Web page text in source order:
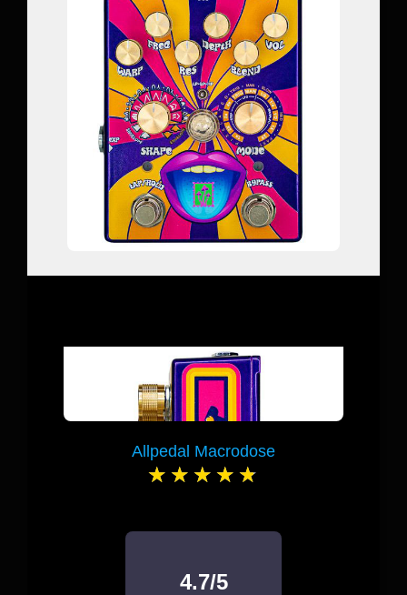
Allpedal Macrodose
4.7/5